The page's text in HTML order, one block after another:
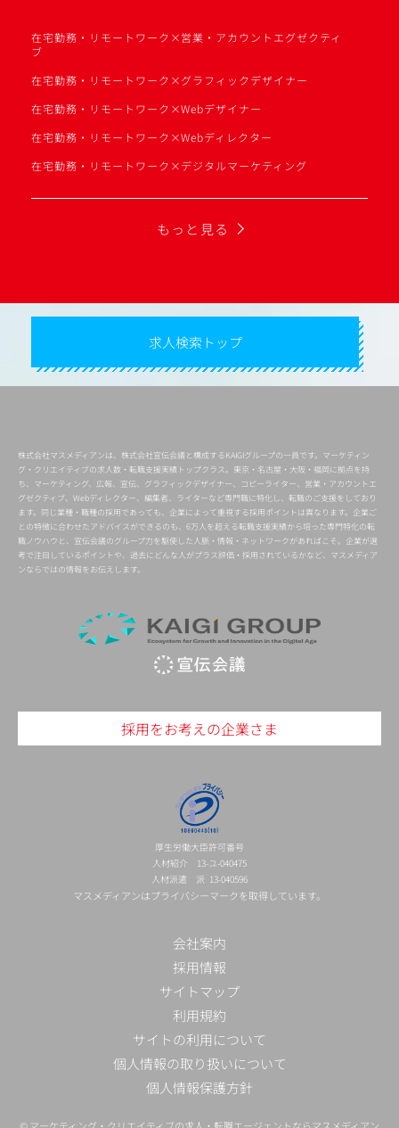
在宅勤務・リモートワーク×営業・アカウントエグゼクティ
ブ
在宅勤務・リモートワーク×グラフィックデザイナー
在宅勤務・リモートワーク×Webデザイナー
在宅勤務・リモートワーク×Webディレクター
在宅勤務・リモートワーク×デジタルマーケティング
もっと見る
求人検索トップ
株式会社マスメディアンは、株式会社宣伝会議と構成するKAIGIグループの一員です。マーケティン
グ・クリエイティブの求人数・転職支援実績トップクラス。東京・名古屋・大阪・福岡に拠点を持
ち、マーケティング、広報、宣伝、グラフィックデザイナー、コピーライター、営業・アカウントエ
グゼクティブ、Webディレクター、編集者、ライターなど専門職に特化し、転職のご支援をしており
ます。同じ業種・職種の採用であっても、企業によって重視する採用ポイントは異なります。企業ご
との特徴に合わせたアドバイスができるのも、6万人を超える転職支援実績から培った専門特化の転
職ノウハウと、宣伝会議のグループ力を駆使した人脈・情報・ネットワークがあればこそ。企業が選
考で注目しているポイントや、過去にどんな人がプラス評価・採用されているかなど、マスメディア
ンならではの情報をお伝えします。
採用をお考えの企業さま
厚生労働大臣許可番号
人材紹介 13-ユ-040475
人材派遣 派 13-040596
マスメディアンはプライバシーマークを取得しています。
会社案内
採用情報
サイトマップ
利用規約
サイトの利用について
個人情報の取り扱いについて
個人情報保護方針